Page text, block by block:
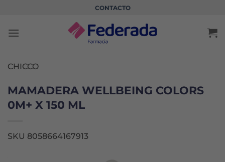
contenido
CONTACTO
CHICCO
MAMADERA WELLBEING COLORS
0M+ X 150 ML
SKU 8058664167913